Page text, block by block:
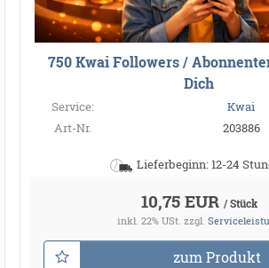
750 Kwai Followers /
Dich
Service:
Kwai
Art-Nr.
203886
Lieferbeginn: 12-24
10,75 EUR / Stück
inkl. 22% USt. zzgl.
zum Produkt